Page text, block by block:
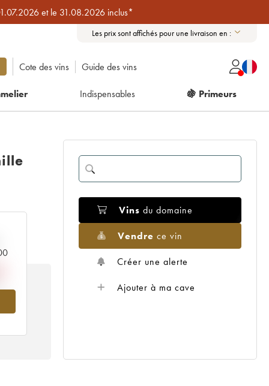
et le 31.08.2026 inclus*
Les prix sont affichés pour une livraison en :
Cote des vins Guide des vins
Indispensables 🍇 Primeurs
Vins du domaine
Vendre ce vin
Créer une alerte
Ajouter à ma cave